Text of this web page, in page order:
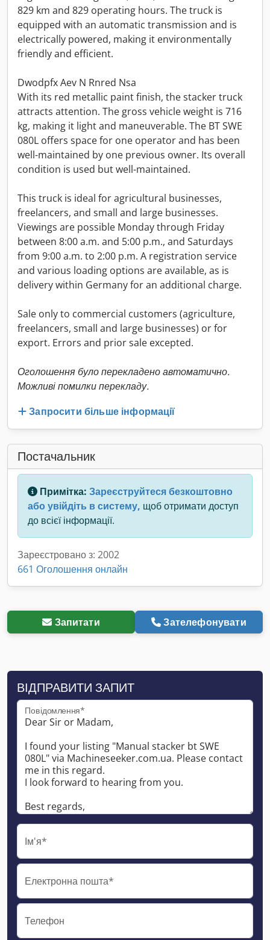
829 km and 829 operating hours. The truck is
equipped with an automatic transmission and is
electrically powered, making it environmentally
friendly and efficient.
Dwodpfx Aev N Rnred Nsa
With its red metallic paint finish, the stacker truck
attracts attention. The gross vehicle weight is 716
kg, making it light and maneuverable. The BT SWE
080L offers space for one operator and has been
well-maintained by one previous owner. Its overall
condition is used but well-maintained.
This truck is ideal for agricultural businesses,
freelancers, and small and large businesses.
Viewings are possible Monday through Friday
between 8:00 a.m. and 5:00 p.m., and Saturdays
from 9:00 a.m. to 2:00 p.m. A registration service
and various loading options are available, as is
delivery within Germany for an additional charge.
Sale only to commercial customers (agriculture,
freelancers, small and large businesses) or for
export. Errors and prior sale excepted.
Оголошення було перекладено автоматично.
Можливі помилки перекладу.
Запросити більше інформації
Постачальник
Примітка: Зареєструйтеся безкоштовно
або увійдіть в систему, щоб отримати доступ
до всієї інформації.
Зареєстровано з: 2002
661 Оголошення онлайн
Запитати Зателефонувати
ВІДПРАВИТИ ЗАПИТ
Повідомлення*
Ім'я*
Електронна пошта*
Телефон